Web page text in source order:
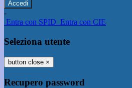
-
Entra con SPID Entra con CIE
Seleziona utente
button close ×
Recupero password